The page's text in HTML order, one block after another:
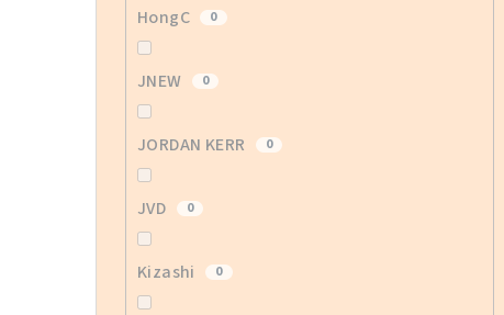
HongC 0
JNEW 0
JORDAN KERR 0
JVD 0
Kizashi 0